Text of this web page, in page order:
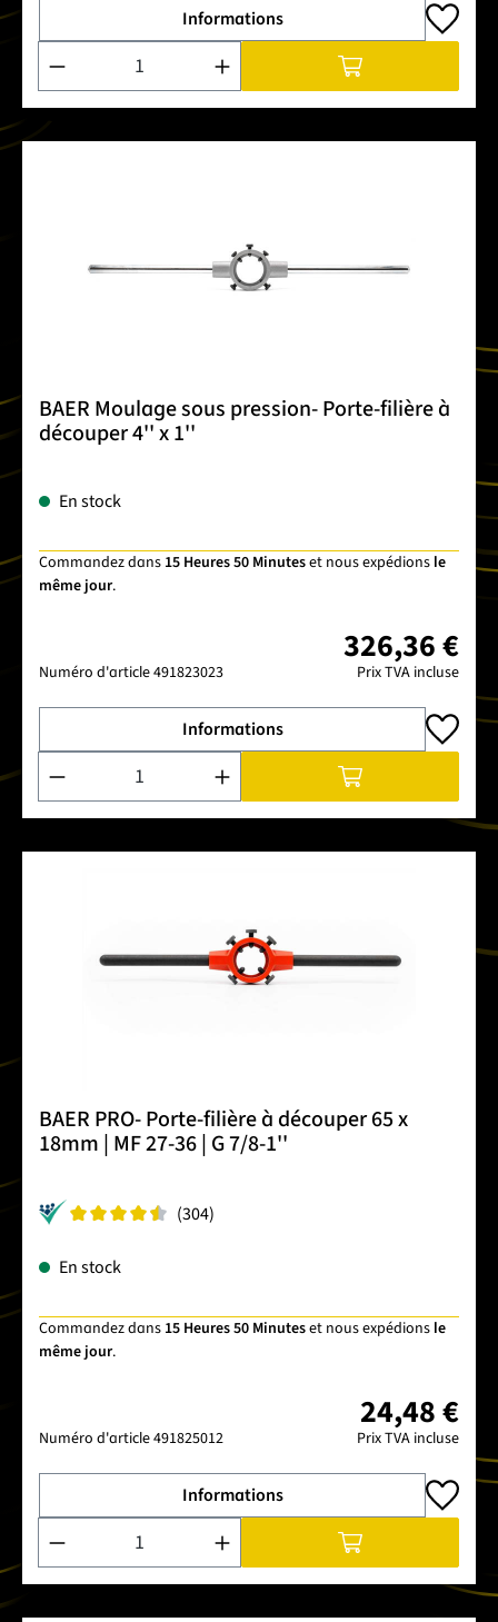
Informations
Quantité de produit : Entrez la quantité souhaitée ou
BAER Moulage sous pression- Porte-filière à
découper 4'' x 1''
En stock
Commandez dans 15 Heures 50 Minuteset nous expédions le
même jour.
Numéro d'article491823023
326,36 €
Prix TVA incluse
Informations
Quantité de produit : Entrez la quantité souhaitée ou
BAER PRO- Porte-filière à découper 65 x
18mm | MF 27-36 | G 7/8-1''
(304)
En stock
Commandez dans 15 Heures 50 Minuteset nous expédions le
même jour.
Numéro d'article491825012
24,48 €
Prix TVA incluse
Informations
Quantité de produit : Entrez la quantité souhaitée ou